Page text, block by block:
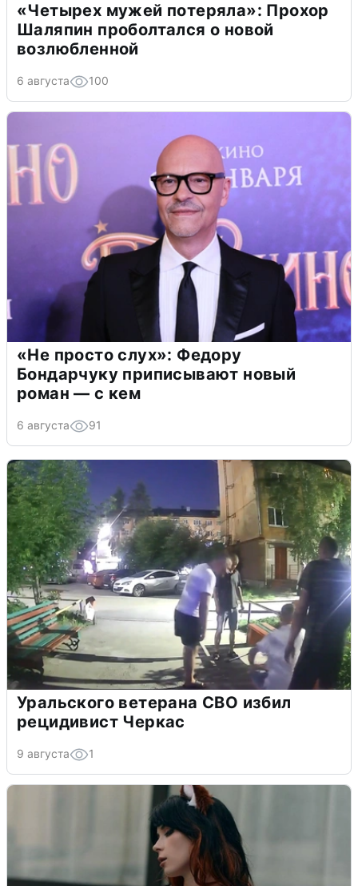
«Четырех мужей потеряла»: Прохор
Шаляпин проболтался о новой
возлюбленной
6 августа 100
«Не просто слух»: Федору
Бондарчуку приписывают новый
роман — с кем
6 августа 91
Уральского ветерана СВО избил
рецидивист Черкас
9 августа 1